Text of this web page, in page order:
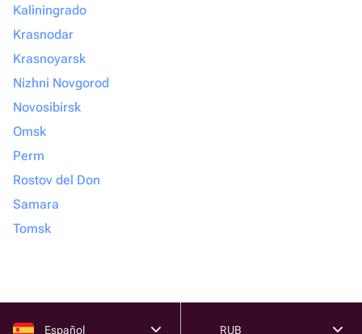
Kaliningrado
Krasnodar
Krasnoyarsk
Nizhni Novgorod
Novosibirsk
Omsk
Perm
Rostov del Don
Samara
Tomsk
Español RUB